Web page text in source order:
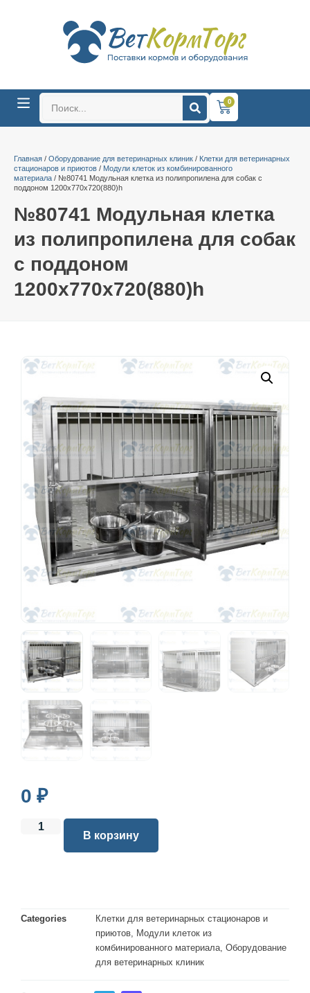
0
Главная / Оборудование для ветеринарных клиник / Клетки для ветеринарных
стационаров и приютов / Модули клеток из комбинированного
материала / №80741 Модульная клетка из полипропилена для собак с
поддоном 1200х770х720(880)h
№80741 Модульная клетка
из полипропилена для собак
с поддоном
1200х770х720(880)h
0 ₽
В корзину
Categories
Клетки для ветеринарных стационаров и
приютов, Модули клеток из
комбинированного материала, Оборудование
для ветеринарных клиник